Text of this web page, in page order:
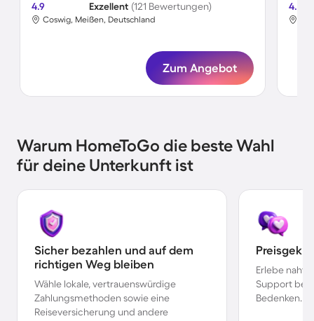
4.9 Exzellent (121 Bewertungen)
Coswig, Meißen, Deutschland
Zum Angebot
4.8
Warum HomeToGo die beste Wahl
für deine Unterkunft ist
Sicher bezahlen und auf dem
richtigen Weg bleiben
Wähle lokale, vertrauenswürdige
Zahlungsmethoden sowie eine
Reiseversicherung und andere
Erlebe
Support bei
Bedenken.